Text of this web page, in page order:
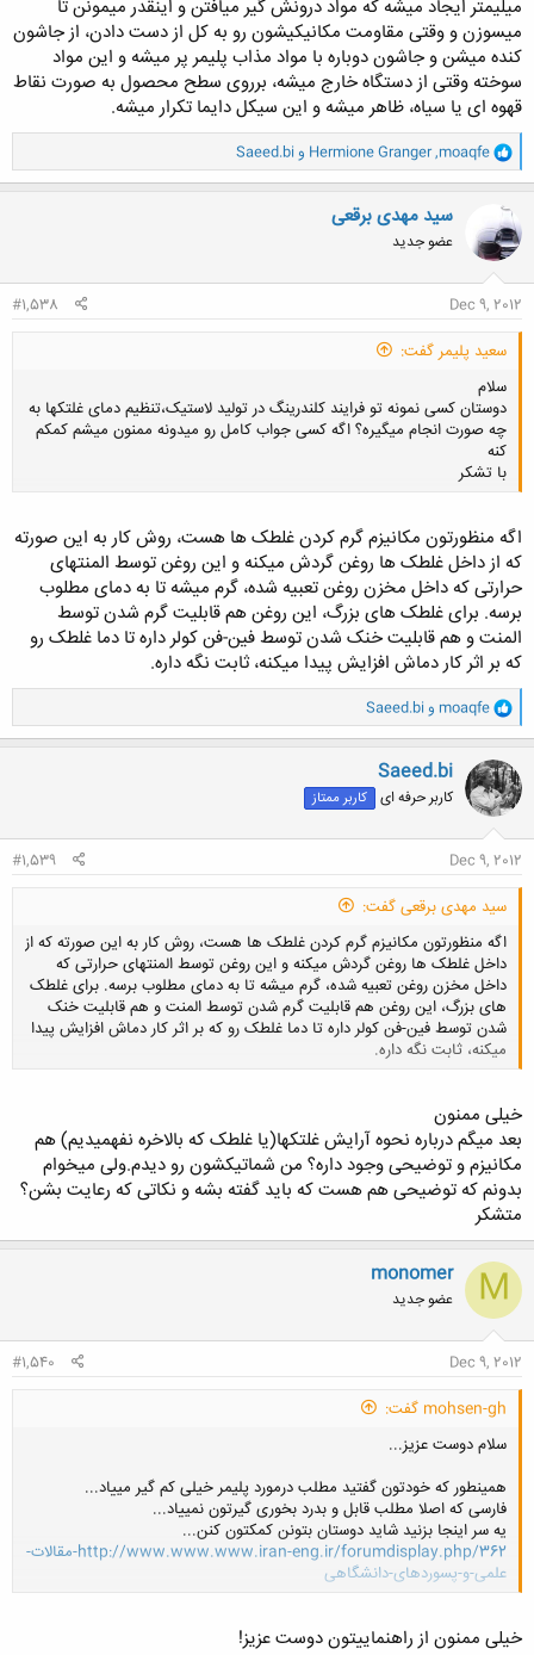
میلیمتر ایجاد میشه که مواد درونش گیر میافتن و اینقدر میمونن تا
میسوزن و وقتی مقاومت مکانیکیشون رو به کل از دست دادن، از جاشون
کنده میشن و جاشون دوباره با مواد مذاب پلیمر پر میشه و این مواد
سوخته وقتی از دستگاه خارج میشه، برروی سطح محصول به صورت نقاط
قهوه ای یا سیاه، ظاهر میشه و این سیکل دایما تکرار میشه.
و
ا
ک
ش
ه
ا
moaqfe
,
Hermione Granger و Saeed.bi
سید مهدی برقعی
عضو جدید
Dec 9, 2012
#1,538
سعید پلیمر گفت:
سلام
دوستان کسی نمونه تو فرایند کلندرینگ در تولید لاستیک،تنظیم دمای غلتکها به
چه صورت انجام میگیره؟ اگه کسی جواب کامل رو میدونه ممنون میشم کمکم
کنه
با تشکر
کلیک کنید تا باز شود...
اگه منظورتون مکانیزم گرم کردن غلطک ها هست، روش کار به این صورته
که از داخل غلطک ها روغن گردش میکنه و این روغن توسط المنتهای
حرارتی که داخل مخزن روغن تعبیه شده، گرم میشه تا به دمای مطلوب
برسه. برای غلطک های بزرگ، این روغن هم قابلیت گرم شدن توسط
المنت و هم قابلیت خنک شدن توسط فین-فن کولر داره تا دما غلطک رو
که بر اثر کار دماش افزایش پیدا میکنه، ثابت نگه داره.
و
ا
ک
ن
ش
ه
ا
moaqfe و Saeed.bi
Saeed.bi
کاربر حرفه ای کاربر ممتاز
Dec 9, 2012
#1,539
سید مهدی برقعی گفت:
اگه منظورتون مکانیزم گرم کردن غلطک ها هست، روش کار به این صورته که از
داخل غلطک ها روغن گردش میکنه و این روغن توسط المنتهای حرارتی که
داخل مخزن روغن تعبیه شده، گرم میشه تا به دمای مطلوب برسه. برای غلطک
های بزرگ، این روغن هم قابلیت گرم شدن توسط المنت و هم قابلیت خنک
شدن توسط فین-فن کولر داره تا دما غلطک رو که بر اثر کار دماش افزایش پیدا
میکنه، ثابت نگه داره.
خیلی ممنون
بعد میگم درباره نحوه آرایش غلتکها(یا غلطک که بالاخره نفهمیدیم) هم
مکانیزم و توضیحی وجود داره؟ من شماتیکشون رو دیدم.ولی میخوام
بدونم که توضیحی هم هست که باید گفته بشه و نکاتی که رعایت بشن؟
متشکر
M
monomer
عضو جدید
Dec 9, 2012
#1,540
mohsen-gh گفت:
سلام دوست عزیز...
همینطور که خودتون گفتید مطلب درمورد پلیمر خیلی کم گیر مییاد...
فارسی که اصلا مطلب قابل و بدرد بخوری گیرتون نمییاد...
یه سر اینجا بزنید شاید دوستان بتونن کمکتون کنن...
http://www.www.www.iran-eng.ir/forumdisplay.php/362-مقالات-
علمی-و-پسوردهای-دانشگاهی
خیلی ممنون از راهنماییتون دوست عزیز!